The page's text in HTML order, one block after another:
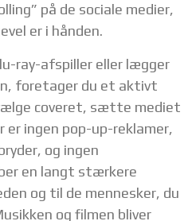
på de sociale medier,
er i hånden.
ray-afspiller eller lægger
foretager du et aktivt
coveret, sætte mediet
er ingen pop-up-reklamer,
og ingen
en langt stærkere
og til de mennesker, du
og filmen bliver